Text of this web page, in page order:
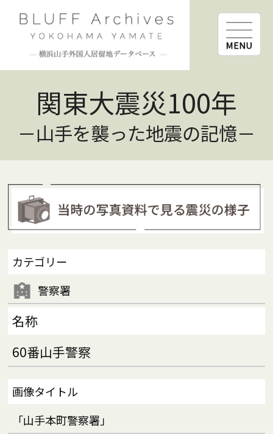
関東大震災100年
－山手を襲った地震の記憶－
カテゴリー
警察署
名称
60番山手警察
画像タイトル
「山手本町警察署」